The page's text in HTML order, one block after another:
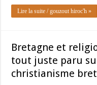
Lire la suite / gouzout hiroc'h »
Bretagne et
tout juste paru
christianisme